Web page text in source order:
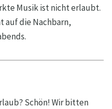
Musik ist nicht erlaubt.
auf die Nachbarn,
Schön! Wir bitten